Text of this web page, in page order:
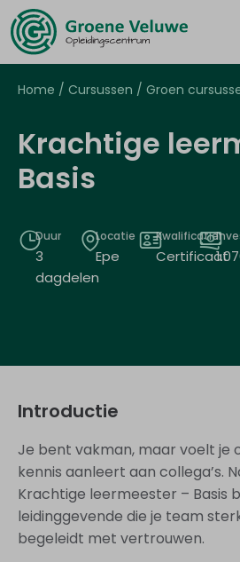
Home / Cursussen / Groen
Krachtige
Basis
Duur
3
dagdelen
Locatie
Epe
Kwalificatie
Certificaat
Introductie
Je bent vakman, maar voelt je
kennis aanleert aan collega’s.
Krachtige leermeester – Basis
leidinggevende die je team
begeleidt met vertrouwen.